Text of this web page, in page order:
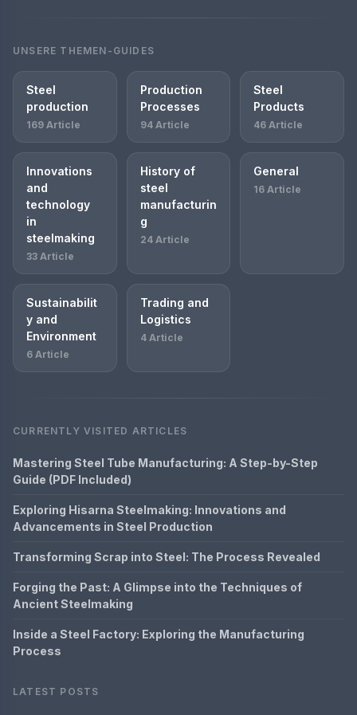
UNSERE THEMEN-GUIDES
Steel
production
169 Article
Production
Processes
94 Article
Steel
Products
46 Article
Innovations
and
technology
in
steelmaking
33 Article
History of
steel
manufacturin
g
24 Article
General
16 Article
Sustainabilit
y and
Environment
6 Article
Trading and
Logistics
4 Article
CURRENTLY VISITED ARTICLES
Mastering Steel Tube Manufacturing: A Step-by-Step
Guide (PDF Included)
Exploring Hisarna Steelmaking: Innovations and
Advancements in Steel Production
Transforming Scrap into Steel: The Process Revealed
Forging the Past: A Glimpse into the Techniques of
Ancient Steelmaking
Inside a Steel Factory: Exploring the Manufacturing
Process
LATEST POSTS